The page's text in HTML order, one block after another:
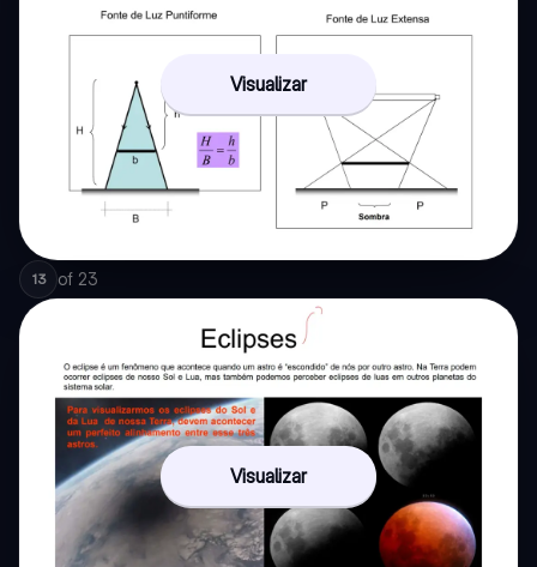
Visualizar
13 of 23
Visualizar